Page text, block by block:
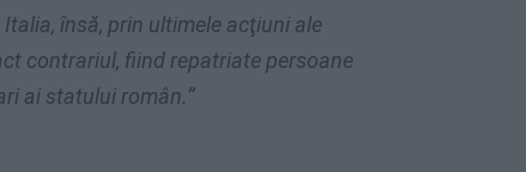
însă, prin ultimele acţiuni ale
contrariul, fiind repatriate persoane
ai statului român.”